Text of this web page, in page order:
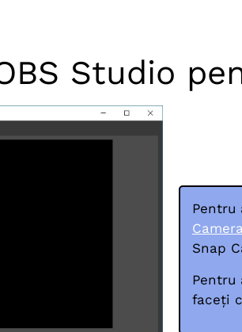
Studio
Snap
Pentru
faceți